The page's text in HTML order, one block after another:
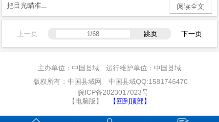
把目光瞄准...
阅读全文
上一页 跳页 下一页
主办单位：中国县域 运行维护单位：中国县域
版权所有：中国县域网 中国县域QQ:1581746470
皖ICP备2023017023号
【电脑版】
【回到顶部】